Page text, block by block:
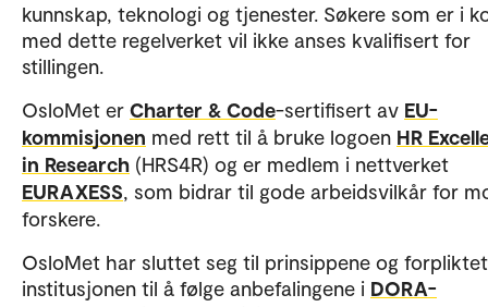
kunnskap, teknologi og tjenester. Søkere som er i
med dette regelverket vil ikke anses kvalifisert for
stillingen.
OsloMet er Charter & Code-sertifisert av EU-
kommisjonen med rett til å bruke logoen HR
in Research (HRS4R) og er medlem i nettverket
EURAXESS, som bidrar til gode arbeidsvilkår for
forskere.
OsloMet har sluttet seg til prinsippene og forpliktet
institusjonen til å følge anbefalingene i DORA-